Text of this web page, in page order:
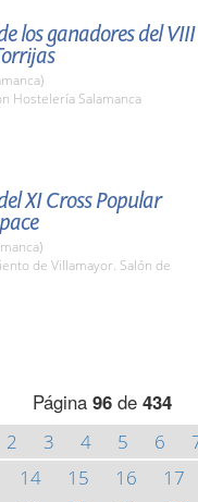
los ganadores del VIII
Hostelería Salamanca
XI Cross Popular
de Villamayor. Salón de
Página 96 de 434
2 3 4 5 6
14 15 16 17